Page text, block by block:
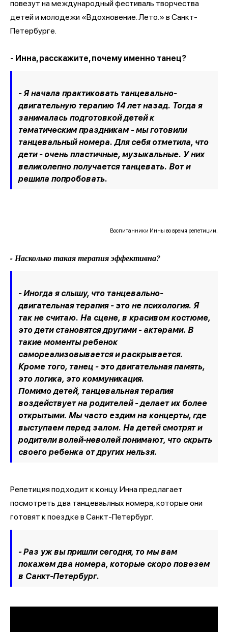
повезут на международный фестиваль творчества
детей и молодежи «Вдохновение. Лето.» в Санкт-
Петербурге.
- Инна, расскажите, почему именно танец?
- Я начала практиковать танцевально-
двигательную терапию 14 лет назад. Тогда я
занималась подготовкой детей к
тематическим праздникам - мы готовили
танцевальный номера. Для себя отметила, что
дети - очень пластичные, музыкальные. У них
великолепно получается танцевать. Вот и
решила попробовать.
Воспитанники Инны во время репетиции.
- Насколько такая терапия эффективна?
- Иногда я слышу, что танцевально-
двигательная терапия - это не психология. Я
так не считаю. На сцене, в красивом костюме,
это дети становятся другими - актерами. В
такие моменты ребенок
самореализовывается и раскрывается.
Кроме того, танец - это двигательная память,
это логика, это коммуникация.
Помимо детей, танцевальная терапия
воздействует на родителей - делает их более
открытыми. Мы часто ездим на концерты, где
выступаем перед залом. На детей смотрят и
родители волей-неволей понимают, что скрыть
своего ребенка от других нельзя.
Репетиция подходит к концу. Инна предлагает
посмотреть два танцеваьлных номера, которые они
готовят к поездке в Санкт-Петербург.
- Раз уж вы пришли сегодня, то мы вам
покажем два номера, которые скоро повезем
в Санкт-Петербург.